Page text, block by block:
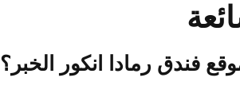
فندق رمادا انكور الخبر؟